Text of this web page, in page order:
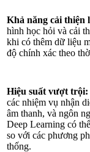
Khả năng cải thiện
hình học hỏi và cải
khi có thêm dữ liệu
độ chính xác theo
Hiệu suất vượt trội:
các nhiệm vụ nhận
âm thanh, và ngôn
Deep Learning có
so với các phương
thống.